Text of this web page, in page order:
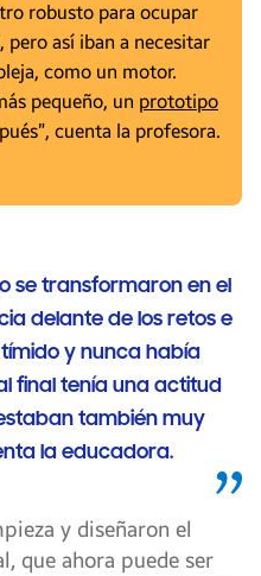
robusto para ocupar
pero así iban a necesitar
como un motor.
pequeño, un prototipo
cuenta la profesora.
se transformaron en el
delante de los retos e
y nunca había
final tenía una actitud
también muy
la educadora.
y diseñaron el
que ahora puede ser